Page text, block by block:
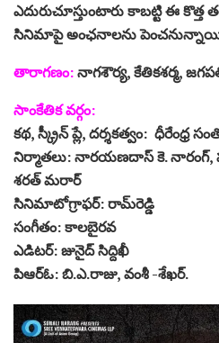
ఎదురుచూస్తుంటారు కాబ‌ట్టి ఈ
సినిమాపై అంఛ‌నాల‌ను
తారాగ‌ణం:నాగశౌర్య, కేతిక‌శ‌ర్మ,
సాంకేతిక వ‌ర్గం:
కథ, స్క్రీన్‌ ప్లే, దర్శకత్వం: ధీరేంధ్ర
నిర్మాత‌లు: నారయణదాస్ కె.
శరత్‌ మరార్
సినిమాటోగ్రాఫర్‌: రామ్‌రెడ్డి
సంగీతం: కాల‌బైర‌వ‌
ఎడిట‌ర్‌: జునైద్ సిద్దిఖీ
పిఆర్ఓ: బి.ఎ.రాజు, వంశీ -శేఖ‌ర్‌.